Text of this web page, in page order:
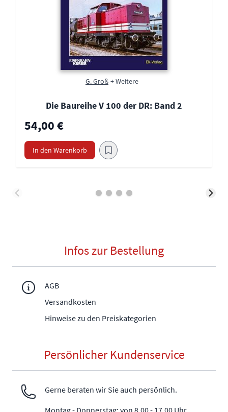
G. Groß + Weitere
Die Baureihe V 100 der DR: Band 2
54,00 €
In den Warenkorb
Infos zur Bestellung
AGB
Versandkosten
Hinweise zu den Preiskategorien
Persönlicher Kundenservice
Gerne beraten wir Sie auch persönlich.
Montag - Donnerstag: von 8.00 - 17.00 Uhr